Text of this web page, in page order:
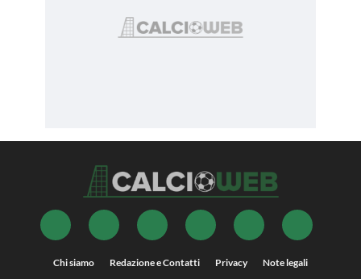
Chi siamo Redazione e Contatti Privacy Note legali